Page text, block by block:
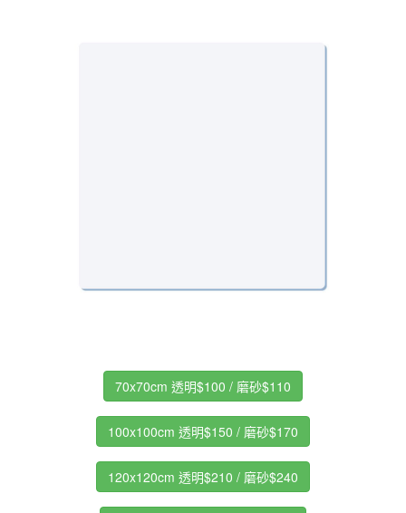
70x70cm 透明$100 / 磨砂$110
100x100cm 透明$150 / 磨砂$170
120x120cm 透明$210 / 磨砂$240